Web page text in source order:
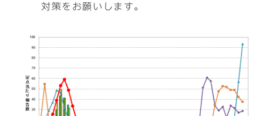
対策をお願いします。